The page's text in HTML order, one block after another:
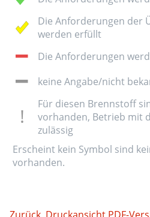
Die Anforderungen der
werden erfüllt
Die Anforderungen
keine Angabe/nicht
Für diesen Brennstoff
vorhanden, Betrieb mit
zulässig
Erscheint kein Symbol sind
vorhanden.